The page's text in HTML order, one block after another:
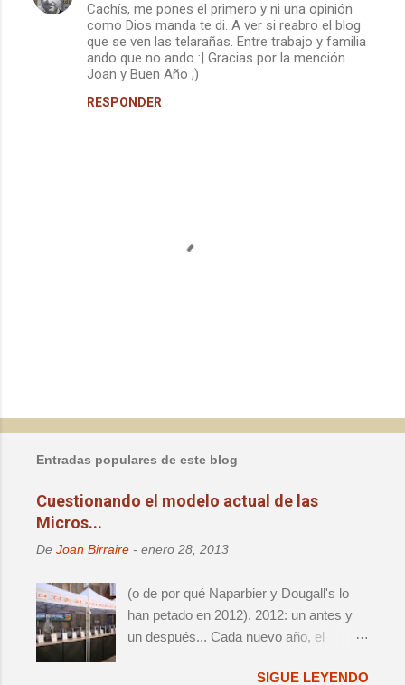
Cachís, me pones el primero y ni una opinión
como Dios manda te di. A ver si reabro el blog
que se ven las telarañas. Entre trabajo y familia
ando que no ando :| Gracias por la mención
Joan y Buen Año ;)
RESPONDER
c
a
r
u
n
o
m
e
n
Entradas populares de este blog
Cuestionando el modelo actual de las
Micros...
De Joan Birraire - enero 28, 2013
(o de por qué Naparbier y Dougall's lo
han petado en 2012). 2012: un antes y
un después... Cada nuevo año, el
vuelco, y lo que hasta aquel momento
SIGUE LEYENDO